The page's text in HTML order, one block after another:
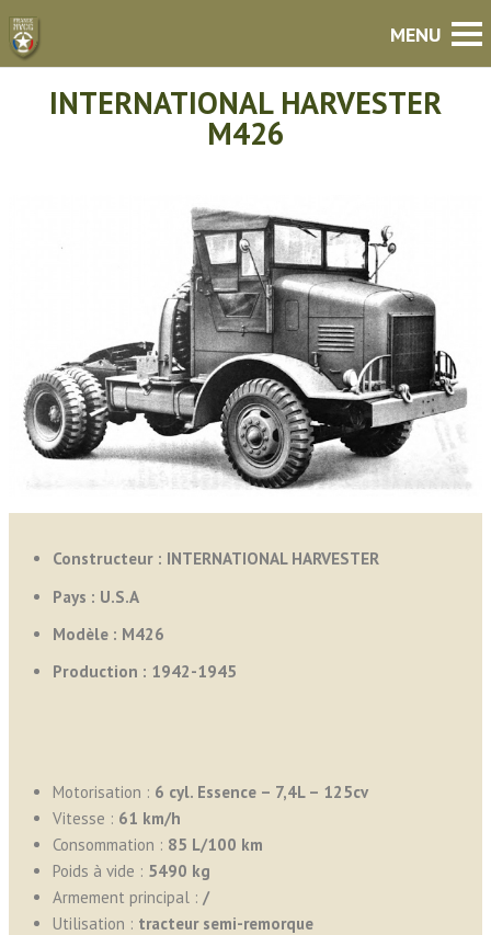
INTERNATIONAL HARVESTER
M426
Constructeur : INTERNATIONAL HARVESTER
Pays : U.S.A
Modèle : M426
Production : 1942-1945
Motorisation : 6 cyl. Essence – 7,4L – 125cv
Vitesse : 61 km/h
Consommation : 85 L/100 km
Poids à vide : 5490 kg
Armement principal : /
Utilisation : tracteur semi-remorque